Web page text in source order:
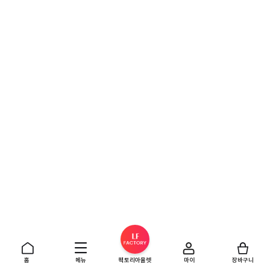
홈 메뉴 팩토리아울렛 마이 장바구니